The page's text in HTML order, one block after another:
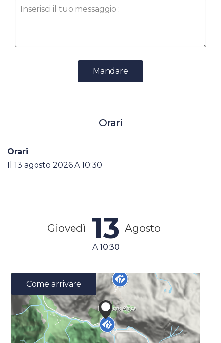
Mandare
Orari
Orari
Il 13 agosto 2026 A 10:30
Giovedì 13 Agosto
A 10:30
Come arrivare